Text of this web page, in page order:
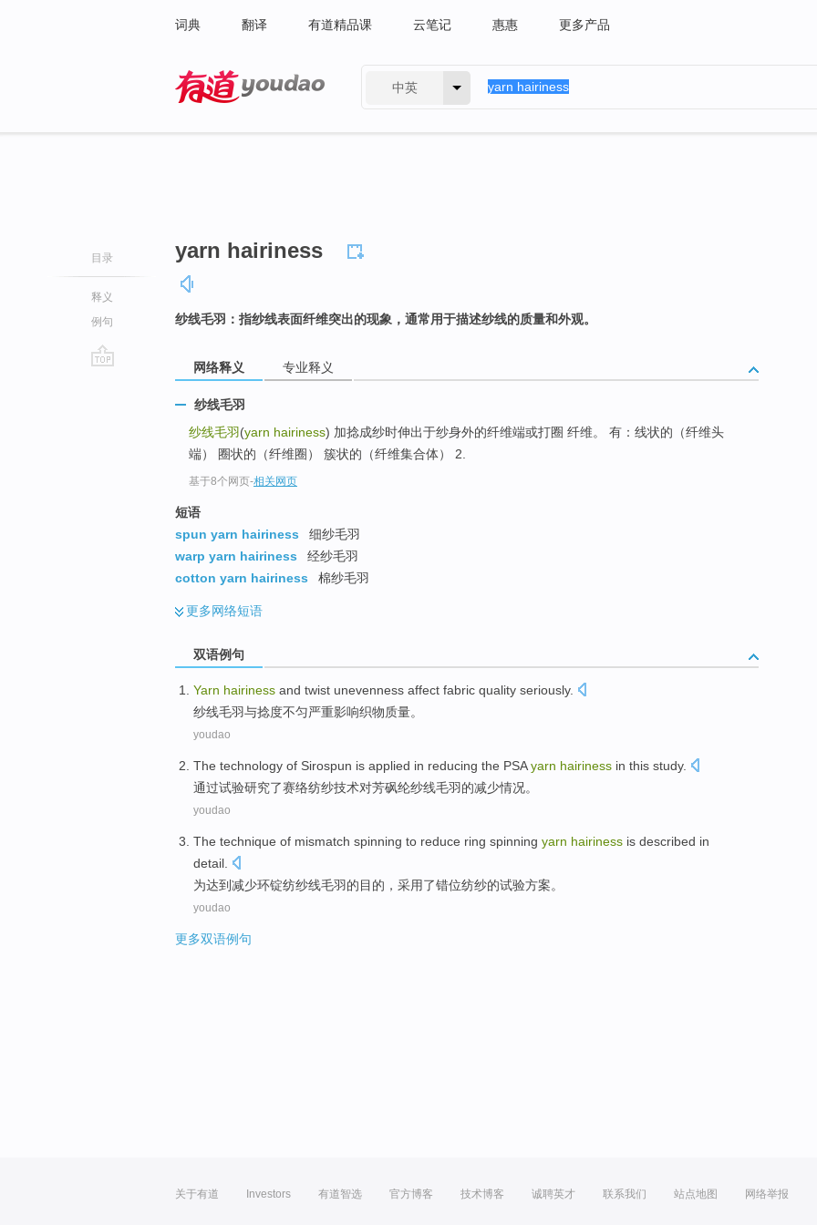
词典 翻译 有道精品课 云笔记 惠惠 更多产品
中英
目录
释义
例句
yarn hairiness
纱线毛羽：指纱线表面纤维突出的现象，通常用于描述纱线的质量和外观。
网络释义 专业释义
纱线毛羽
纱线毛羽(yarn hairiness) 加捻成纱时伸出于纱身外的纤维端或打圈 纤维。 有：线状的（纤维头
端） 圈状的（纤维圈） 簇状的（纤维集合体） 2.
基于8个网页-相关网页
短语
spun yarn hairiness
细纱毛羽
warp yarn hairiness
经纱毛羽
cotton yarn hairiness
棉纱毛羽
更多网络短语
双语例句
Yarn hairiness and twist unevenness affect fabric quality seriously.
纱线毛羽与捻度不匀严重影响织物质量。
youdao
The technology of Sirospun is applied in reducing the PSA yarn hairiness in this study.
通过试验研究了赛络纺纱技术对芳砜纶纱线毛羽的减少情况。
youdao
The technique of mismatch spinning to reduce ring spinning yarn hairiness is described in
detail.
为达到减少环锭纺纱线毛羽的目的，采用了错位纺纱的试验方案。
youdao
更多双语例句
关于有道 Investors 有道智选 官方博客 技术博客 诚聘英才 联系我们 站点地图 网络举报